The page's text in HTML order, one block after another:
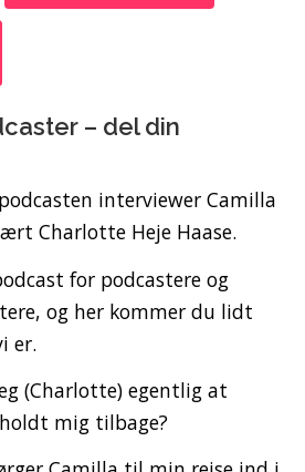
– del din
interviewer Camilla
Charlotte Heje Haase.
for podcastere og
og her kommer du lidt
er.
(Charlotte) egentlig at
mig tilbage?